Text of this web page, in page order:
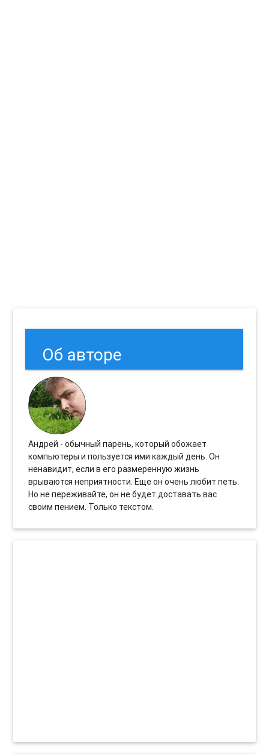
Об авторе
Андрей - обычный парень, который обожает
компьютеры и пользуется ими каждый день. Он
ненавидит, если в его размеренную жизнь
врываются неприятности. Еще он очень любит петь.
Но не переживайте, он не будет доставать вас
своим пением. Только текстом.